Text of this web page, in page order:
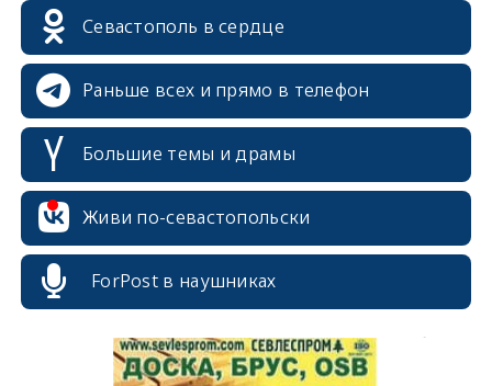
Севастополь в сердце
Раньше всех и прямо в телефон
Большие темы и драмы
Живи по-севастопольски
ForPost в наушниках
erid: 2SDnjcrDNw6